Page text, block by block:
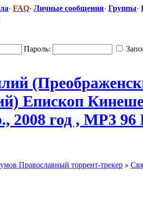
· FAQ· Личные сообщения· Группы·
Пароль:
(Преображенск
Епископ
2008 год , MP3 96
Православный торрент-трекер »